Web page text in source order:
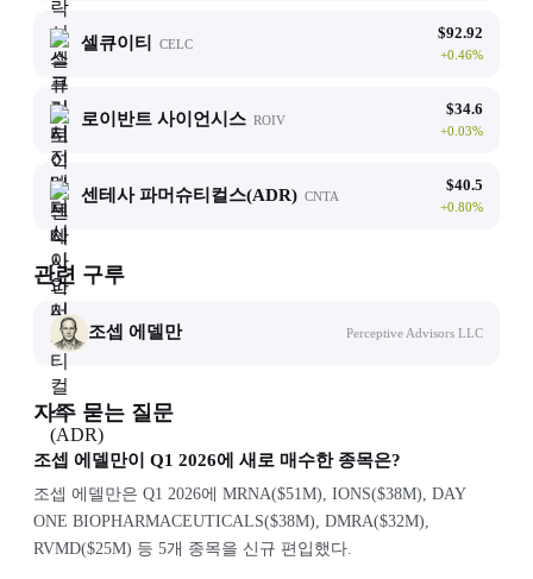
셀큐이티 CELC
$92.92
+0.46%
로이반트 사이언시스 ROIV
$34.6
+0.03%
센테사 파머슈티컬스(ADR) CNTA
$40.5
+0.80%
관련 구루
조셉 에델만 Perceptive Advisors LLC
자주 묻는 질문
조셉 에델만이 Q1 2026에 새로 매수한 종목은?
조셉 에델만은 Q1 2026에 MRNA($51M), IONS($38M), DAY
ONE BIOPHARMACEUTICALS($38M), DMRA($32M),
RVMD($25M) 등 5개 종목을 신규 편입했다.